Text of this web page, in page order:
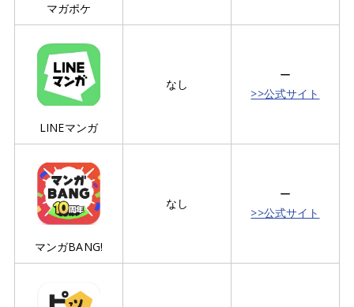
マガポケ
LINEマンガ
なし
ー
>>公式サイト
マンガBANG!
なし
ー
>>公式サイト